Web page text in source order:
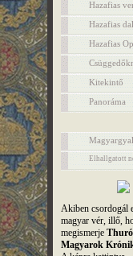
Hazafias
Hazafias
Hazafias
Kitekintő
Panoráma
Elhallgatott
Akiben csordogál
magyar vér, illő,
megismerje
Magyarok